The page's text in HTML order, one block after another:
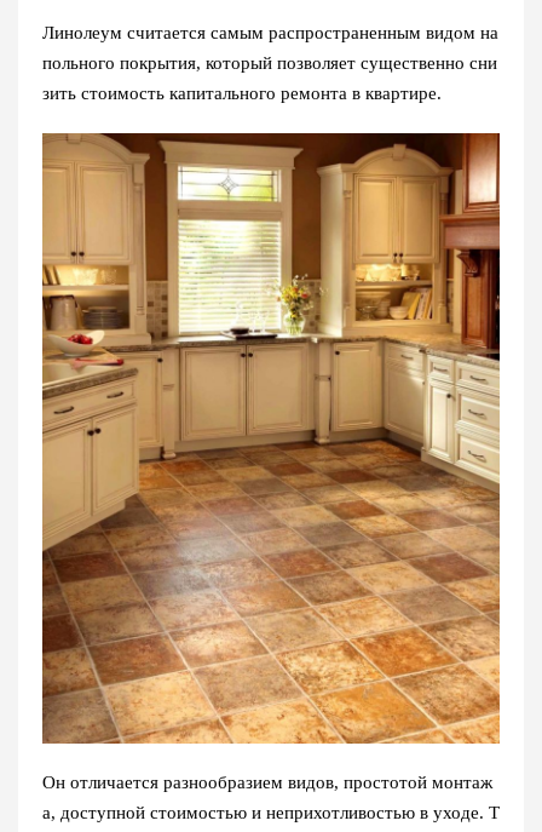
Линолеум считается самым распространенным видом на
польного покрытия, который позволяет существенно сни
зить стоимость капитального ремонта в квартире.
Он отличается разнообразием видов, простотой монтаж
а, доступной стоимостью и неприхотливостью в уходе. Т